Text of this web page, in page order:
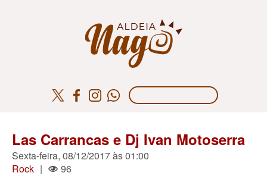
Las Carrancas e Dj Ivan Motoserra
Sexta-feira, 08/12/2017 às 01:00
Rock | 96